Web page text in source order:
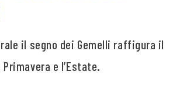
il segno dei Gemelli raffigura il
e l’Estate.